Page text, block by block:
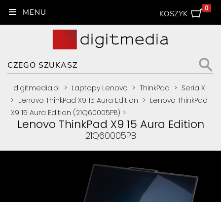
KOSZYK
0
digitmedia.pl > Laptopy Lenovo > ThinkPad > Seria X
> Lenovo ThinkPad X9 15 Aura Edition > Lenovo ThinkPad
X9 15 Aura Edition (21Q60005PB) >
Lenovo ThinkPad X9 15 Aura Edition
21Q60005PB